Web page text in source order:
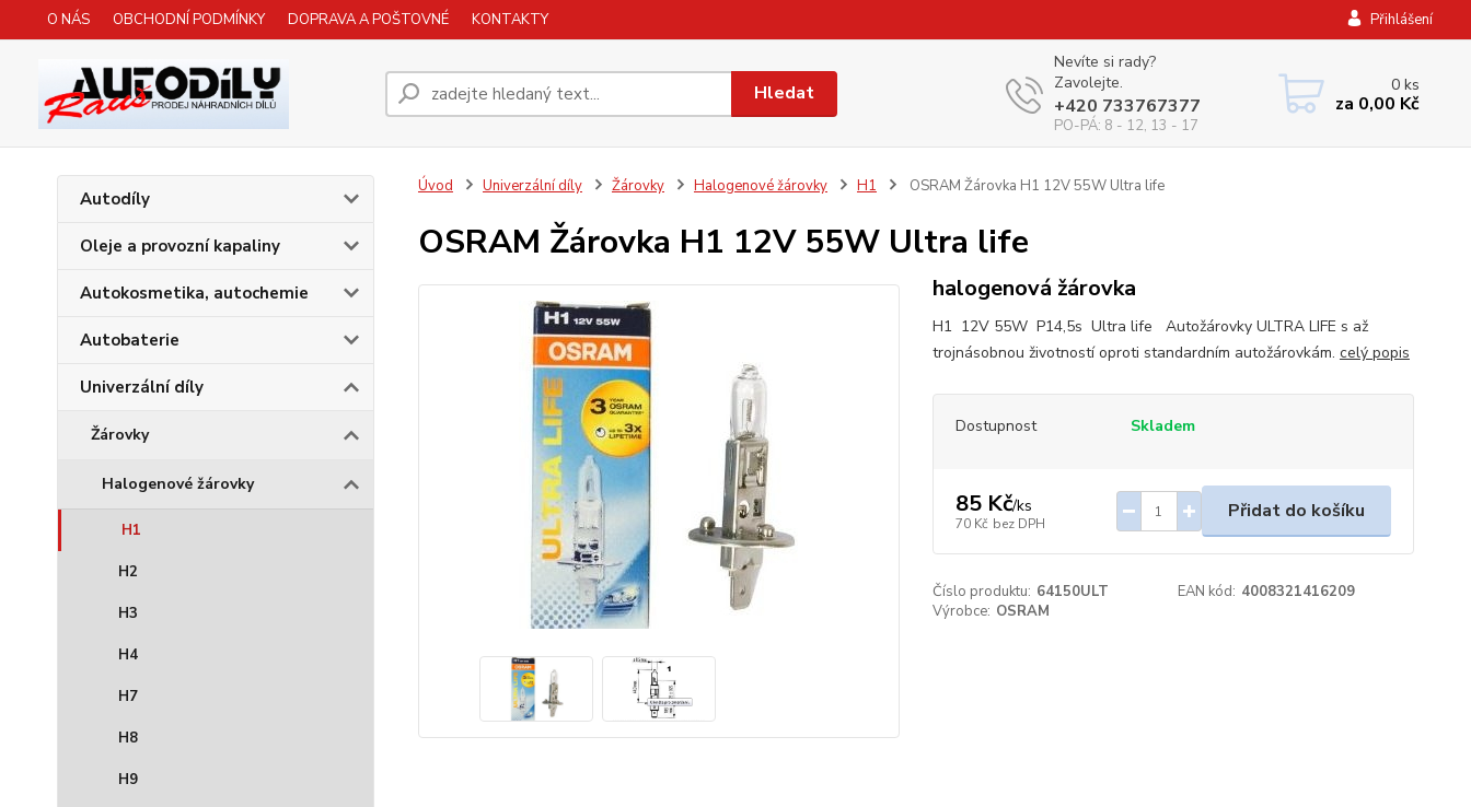
O NÁS OBCHODNÍ PODMÍNKY DOPRAVA A POŠTOVNÉ KONTAKTY Přihlášení
Hledat
Nevíte si rady?
Zavolejte.
+420 733767377
PO-PÁ: 8 - 12, 13 - 17
0 ks
za 0,00 Kč
Autodíly
Oleje a provozní kapaliny
Autokosmetika, autochemie
Autobaterie
Univerzální díly
Žárovky
Halogenové žárovky
H1
H2
H3
H4
H7
H8
H9
Úvod Univerzální díly Žárovky Halogenové žárovky H1 OSRAM Žárovka H1 12V 55W Ultra life
OSRAM Žárovka H1 12V 55W Ultra life
halogenová žárovka
H1 12V 55W P14,5s Ultra life Autožárovky ULTRA LIFE s až
trojnásobnou životností oproti standardním autožárovkám. celý popis
Dostupnost Skladem
85 Kč/ks
70 Kč bez DPH
Přidat do košíku
Číslo produktu: 64150ULT EAN kód: 4008321416209
Výrobce: OSRAM